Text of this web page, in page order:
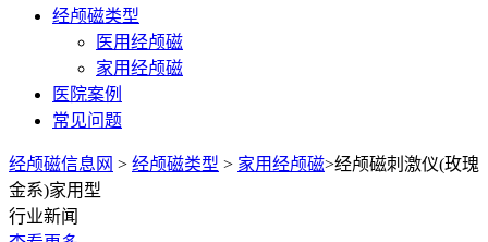
经颅磁类型
医用经颅磁
家用经颅磁
医院案例
常见问题
经颅磁信息网 > 经颅磁类型 > 家用经颅磁>经颅磁刺激仪(玫瑰
金系)家用型
行业新闻